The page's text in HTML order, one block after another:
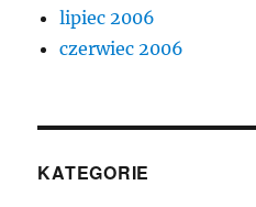
lipiec 2006
czerwiec 2006
KATEGORIE